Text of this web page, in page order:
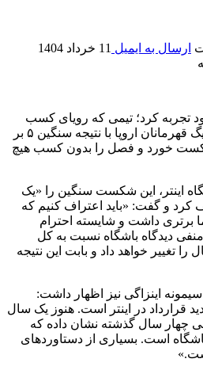
ارسال به ایمیل 11 خرداد 1404
تجربه کرد؛ تیمی که رویای کسب
سه‌گانه را داشت، در فینال لیگ قهرمانان اروپا با نتیجه سنگین ۵ بر
خورد و فصل را بدون کسب هیچ
اینتر، این شکست سنگین را «یک
و گفت: «باید اعتراف کنیم که
برتری داشت و شایسته احترام
دیدگاه باشگاه نسبت به کل
تغییر خواهد داد و بابت این نتیجه
اینزاگی نیز اظهار داشت:
قرارداد در اینتر است. هنوز یک سال
چهار سال گذشته نشان داده که
است. بسیاری از دستاورد‌های